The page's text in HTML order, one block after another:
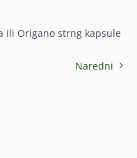
ili Origano strng kapsule
Naredni